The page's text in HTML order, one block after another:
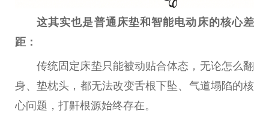
这其实也是普通床垫和智能电动床的核心差
距：
传统固定床垫只能被动贴合体态，无论怎么翻
身、垫枕头，都无法改变舌根下坠、气道塌陷的核
心问题，打鼾根源始终存在。